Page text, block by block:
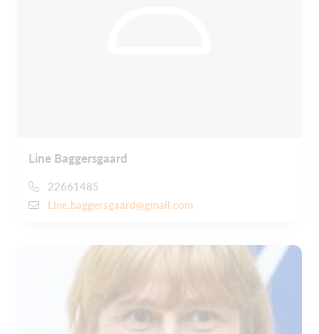
Line Baggersgaard
22661485
Line.baggersgaard@gmail.com